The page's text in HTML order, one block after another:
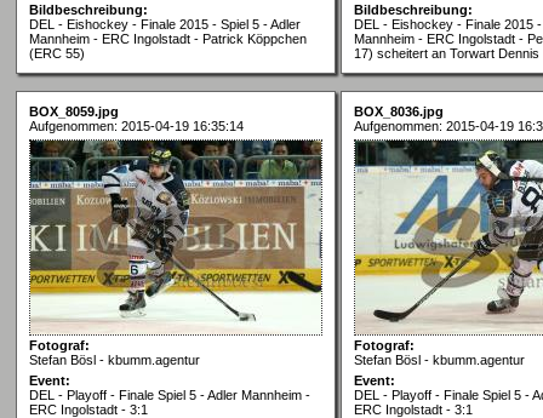
Bildbeschreibung:
DEL - Eishockey - Finale 2015 - Spiel 5 - Adler
Mannheim - ERC Ingolstadt - Patrick Köppchen
(ERC 55)
Bildbeschreibung:
DEL - Eishockey - Finale 2015
Mannheim - ERC Ingolstadt -
17) scheitert an Torwart
BOX_8059.jpg
Aufgenommen: 2015-04-19 16:35:14
Fotograf:
Stefan Bösl - kbumm.agentur
Event:
DEL - Playoff - Finale Spiel 5 - Adler Mannheim -
ERC Ingolstadt - 3:1
BOX_8036.jpg
Aufgenommen: 2015-04-19
Fotograf:
Stefan Bösl - kbumm.agentur
Event:
DEL - Playoff - Finale Spiel 5 -
ERC Ingolstadt - 3:1